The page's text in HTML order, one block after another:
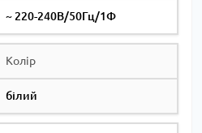
~ 220-240В/50Гц/1Ф
Колір
білий